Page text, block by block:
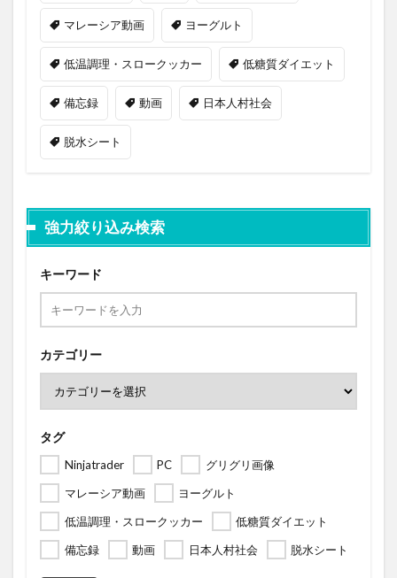
マレーシア動画 ヨーグルト
低温調理・スロークッカー 低糖質ダイエット
備忘録 動画 日本人村社会
脱水シート
強力絞り込み検索
キーワード
カテゴリー
タグ
Ninjatrader PC
グリグリ画像
マレーシア動画
ヨーグルト
低温調理・スロークッカー
低糖質ダイエット
備忘録
動画 日本人村社会 脱水シート